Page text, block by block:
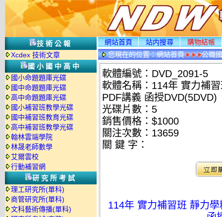
技術公報
Xcdex 技術文章
國小國中高中
國小命題題庫光碟
國中命題題庫光碟
高中命題題庫光碟
國小補習班教學光碟
國中補習班教育光碟
高中補習班教學光碟
翰林雲端學院
林晟老師數學
艾爾雲校
行動補習網
研究所考試
理工研究所(單科)
商管研究所(單科)
文科藝術傳播(單科)
網站首頁 站内搜尋
購物結帳
您現在的位置：網站首頁
公職
光碟詳情
軟體編號：DVD_2091-5
軟體名稱：114年 實力補
PDF講義 函授DVD(5DVD)
光碟片數：5
銷售價格：$1000
關注次數： 13659
關 鍵 字：
114年 實力補習班 靜力